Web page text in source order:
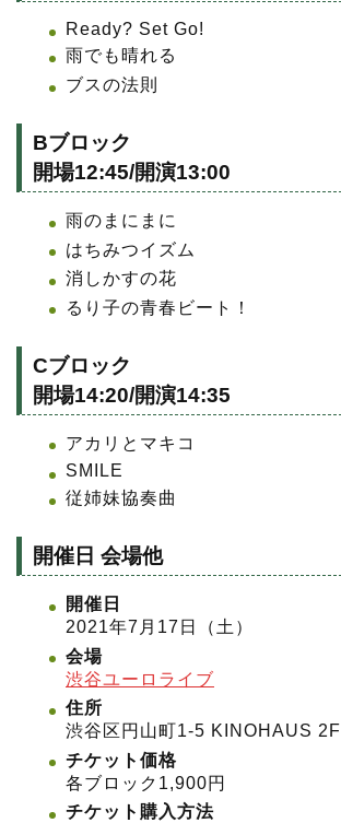
Ready? Set Go!
雨でも晴れる
ブスの法則
Bブロック
開場12:45/開演13:00
雨のまにまに
はちみつイズム
消しかすの花
るり子の青春ビート！
Cブロック
開場14:20/開演14:35
アカリとマキコ
SMILE
従姉妹協奏曲
開催日 会場他
開催日
2021年7月17日（土）
会場
渋谷ユーロライブ
住所
渋谷区円山町1-5 KINOHAUS 2F
チケット価格
各ブロック1,900円
チケット購入方法